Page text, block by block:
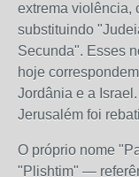
extrema violência,
substituindo
Secunda". Esses
hoje
Jordânia e a
Jerusalém foi
O próprio nome
"Plishtim" —